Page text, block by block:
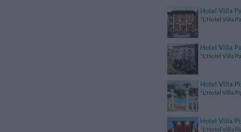
Hotel Villa
"L'Hotel Villa
Hotel Villa
"L'Hotel Villa
Hotel Villa
"L'Hotel Villa
Hotel Villa
"L'Hotel Villa